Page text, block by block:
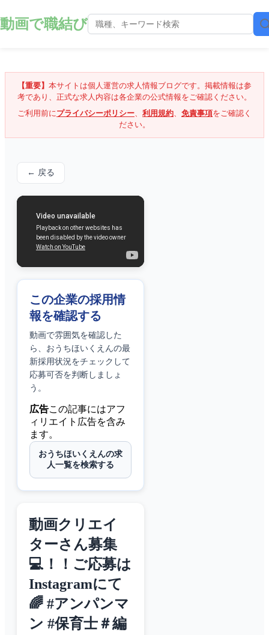
動画で職結び
【重要】 本サイトは個人運営の求人情報ブログです。掲載情報は参
考であり、正式な求人内容は各企業の公式情報をご確認ください。
ご利用前にプライバシーポリシー、 利用規約、 免責事項をご確認く
ださい。
← 戻る
この企業の採用情
報を確認する
動画で雰囲気を確認した
ら、 おうちほいくえんの最
新採用状況をチェックして
応募可否を判断しましょ
う。
広告この記事にはアフ
ィリエイト広告を含み
ます。
おうちほいくえんの求
人一覧を検索する
動画クリエイ
ターさん募集
💻！！ご応募は
Instagramにて
🌈 #アンパンマ
ン #保育士＃編